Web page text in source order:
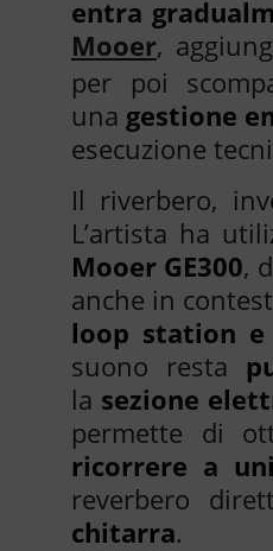
entra
Mooer,
per poi
una gestione
esecuzione
Il riverbero,
L’artista ha
Mooer GE300,
anche in
loop station
suono resta
la sezione
permette di
ricorrere a
reverbero
chitarra.